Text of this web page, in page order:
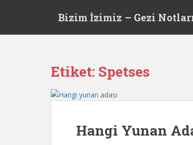
Bizim İzimiz – Gezi
Etiket: Spetses
Hangi Yunan